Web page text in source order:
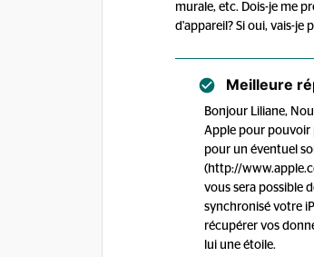
murale, etc. Dois-je me
d'appareil? Si oui, vais-
Meilleure
Bonjour Liliane,
Apple pour pouvoir
pour un éventuel
(http://
vous sera possible
synchronisé votre
récupérer vos
lui une étoile.